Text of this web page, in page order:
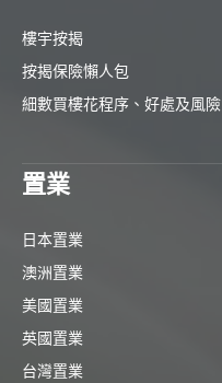
樓宇按揭
按揭保險懶人包
細數買樓花程序、好處及風險
置業
日本置業
澳洲置業
美國置業
英國置業
台灣置業